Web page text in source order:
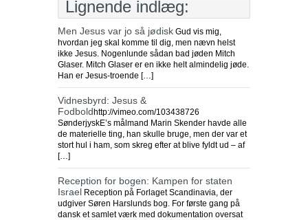
Lignende indlæg:
Men Jesus var jo så jødisk Gud vis mig,
hvordan jeg skal komme til dig, men nævn helst
ikke Jesus. Nogenlunde sådan bad jøden Mitch
Glaser. Mitch Glaser er en ikke helt almindelig jøde.
Han er Jesus-troende […]
Vidnesbyrd: Jesus &
Fodboldhttp://vimeo.com/103438726
SønderjyskE’s målmand Marin Skender havde alle
de materielle ting, han skulle bruge, men der var et
stort hul i ham, som skreg efter at blive fyldt ud – af
[…]
Reception for bogen: Kampen for staten
Israel Reception på Forlaget Scandinavia, der
udgiver Søren Harslunds bog. For første gang på
dansk et samlet værk med dokumentation oversat